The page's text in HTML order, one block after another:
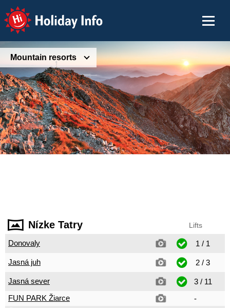
Holiday Info
Mountain resorts
Nízke Tatry Lifts
Donovaly 1 / 1
Jasná juh 2 / 3
Jasná sever
3 / 11
FUN PARK Žiarce
-